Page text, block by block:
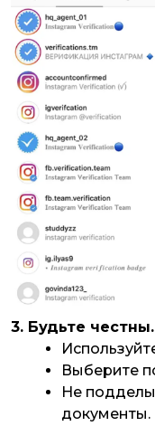
3. Будьте честны.
Выберите
Не
документы.